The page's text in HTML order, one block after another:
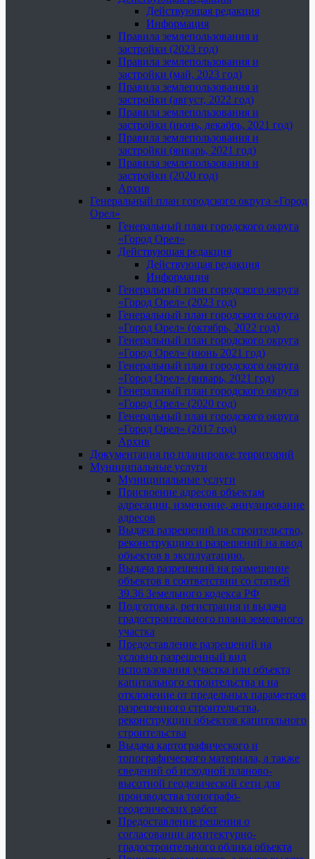
Действующая редакция
Информация
Правила землепользования и
застройки (2023 год)
Правила землепользования и
застройки (май, 2023 год)
Правила землепользования и
застройки (август, 2022 год)
Правила землепользования и
застройки (июнь, декабрь, 2021 год)
Правила землепользования и
застройки (январь, 2021 год)
Правила землепользования и
застройки (2020 год)
Архив
Генеральный план городского округа «Город
Орел»
Генеральный план городского округа
«Город Орел»
Действующая редакция
Действующая редакция
Информация
Генеральный план городского округа
«Город Орел» (2023 год)
Генеральный план городского округа
«Город Орел» (октябрь, 2022 год)
Генеральный план городского округа
«Город Орел» (июнь 2021 год)
Генеральный план городского округа
«Город Орел» (январь, 2021 год)
Генеральный план городского округа
«Город Орел» (2020 год)
Генеральный план городского округа
«Город Орел» (2017 год)
Архив
Документация по планировке территорий
Муниципальные услуги
Муниципальные услуги
Присвоение адресов объектам
адресации, изменение, аннулирование
адресов
Выдача разрешений на строительство,
реконструкцию и разрешений на ввод
объектов в эксплуатацию.
Выдача разрешений на размещение
объектов в соответствии со статьей
39.36 Земельного кодекса РФ
Подготовка, регистрация и выдача
градостроительного плана земельного
участка
Предоставление разрешений на
условно разрешенный вид
использования участка или объекта
капитального строительства и на
отклонение от предельных параметров
разрешенного строительства,
реконструкции объектов капитального
строительства
Выдача картографического и
топографического материала, а также
сведений об исходной планово-
высотной геодезической сети для
производства топографо-
геодезических работ
Предоставление решения о
согласовании архитектурно-
градостроительного облика объекта